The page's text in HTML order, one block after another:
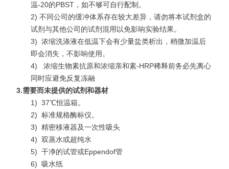
温-20的PBST，如不够可自行配制。
2) 不同公司的缓冲体系存在较大差异，请勿将本试剂盒的
试剂与其他公司的试剂混用以免影响实验结果。
3) 浓缩洗涤液在低温下会有少量盐类析出，稍微加温后
即会消失，不影响使用。
4)
浓缩生物素抗原和浓缩亲和素-HRP稀释前务必先离心
同时应避免反复冻融
3.需要而未提供的试剂和器材
1) 37℃恒温箱。
2) 标准规格酶标仪。
3) 精密移液器及一次性吸头
4) 双蒸水或超纯水
5) 干净的试管或Eppendof管
6) 吸水纸